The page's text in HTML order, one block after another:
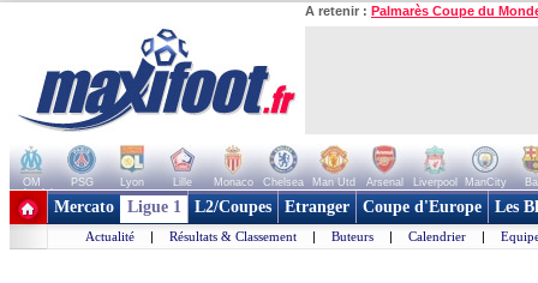
A retenir : Palmarès Coupe du
OM PSG Lyon Lille Monaco Chelsea Man Utd Arsenal Liverpool ManCity
+ de clubs
Mercato Ligue 1 L2/Coupes Etranger Coupe d'Europe Les
Actualité | Résultats & Classement | Buteurs | Calendrier |